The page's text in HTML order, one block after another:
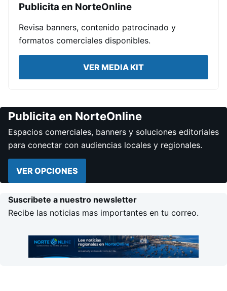
Publicita en NorteOnline
Revisa banners, contenido patrocinado y
formatos comerciales disponibles.
VER MEDIA KIT
Publicita en NorteOnline
Espacios comerciales, banners y soluciones editoriales
para conectar con audiencias locales y regionales.
VER OPCIONES
Suscribete a nuestro newsletter
Recibe las noticias mas importantes en tu correo.